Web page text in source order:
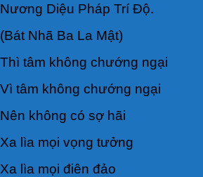
Nương Diệu Pháp Trí Ðộ.
(Bát Nhã Ba La Mật)
Thì tâm không chướng ngại
Vì tâm không chướng ngại
Nên không có sợ hãi
Xa lìa mọi vọng tưởng
Xa lìa mọi điên đảo